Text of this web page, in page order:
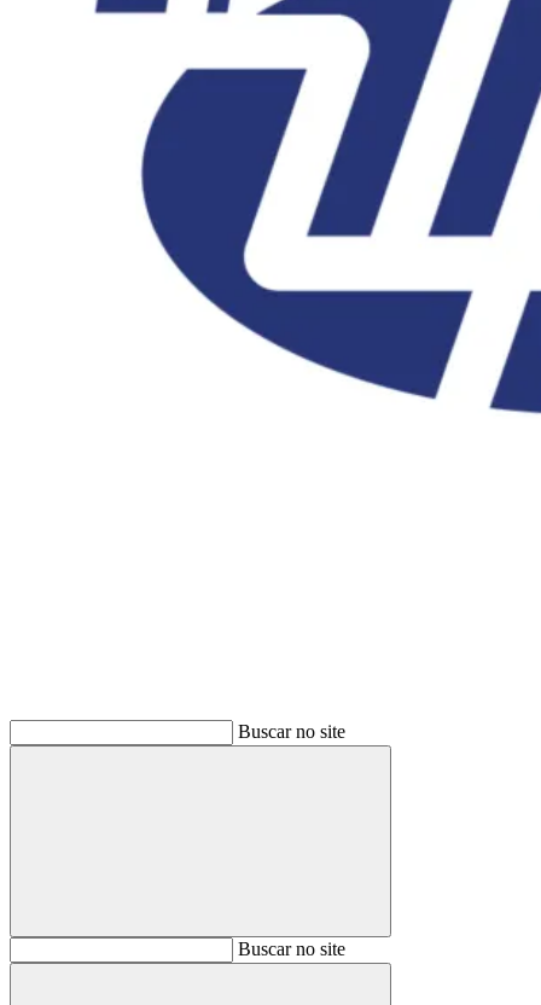
Buscar no site
BuscarBuscar no site